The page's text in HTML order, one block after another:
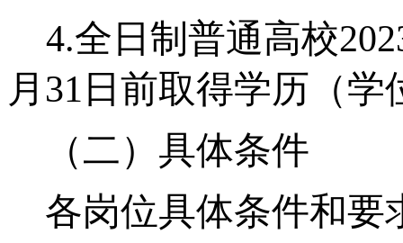
4.全日制普通高校
月31日前取得学历（学
（二）具体条件
各岗位具体条件和要